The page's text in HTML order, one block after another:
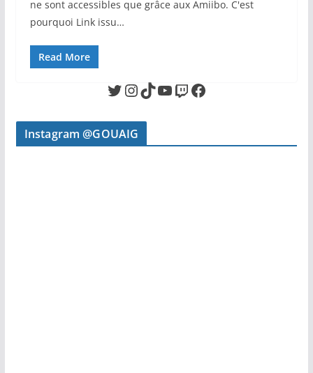
ne sont accessibles que grâce aux Amiibo. C'est
pourquoi Link issu…
Read More
Twitter InstagramTikTok YouTube Twitch Facebook
Instagram @GOUAIG